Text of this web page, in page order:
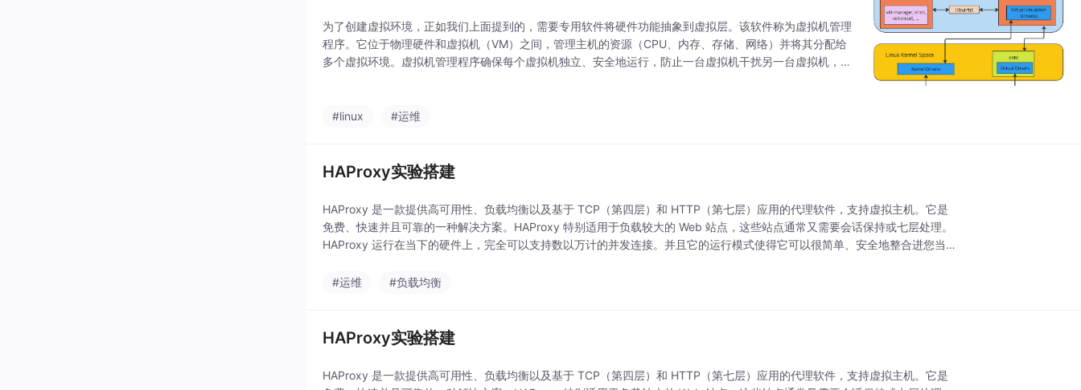
为了创建虚拟环境，正如我们上面提到的，需要专用软件将硬件功能抽象到虚拟层。该软件称为虚拟机管理
程序。它位于物理硬件和虚拟机（VM）之间，管理主机的资源（CPU、内存、存储、网络）并将其分配给
多个虚拟环境。虚拟机管理程序确保每个虚拟机独立、安全地运行，防止一台虚拟机干扰另一台虚拟机，同
#linux
#运维
HAProxy实验搭建
HAProxy 是一款提供高可用性、负载均衡以及基于 TCP（第四层）和 HTTP（第七层）应用的代理软件，支持虚拟主机。它是
免费、快速并且可靠的一种解决方案。HAProxy 特别适用于负载较大的 Web 站点，这些站点通常又需要会话保持或七层处理。
HAProxy 运行在当下的硬件上，完全可以支持数以万计的并发连接。并且它的运行模式使得它可以很简单、安全地整合进您当前
#运维
#负载均衡
HAProxy实验搭建
HAProxy 是一款提供高可用性、负载均衡以及基于 TCP（第四层）和 HTTP（第七层）应用的代理软件，支持虚拟主机。它是